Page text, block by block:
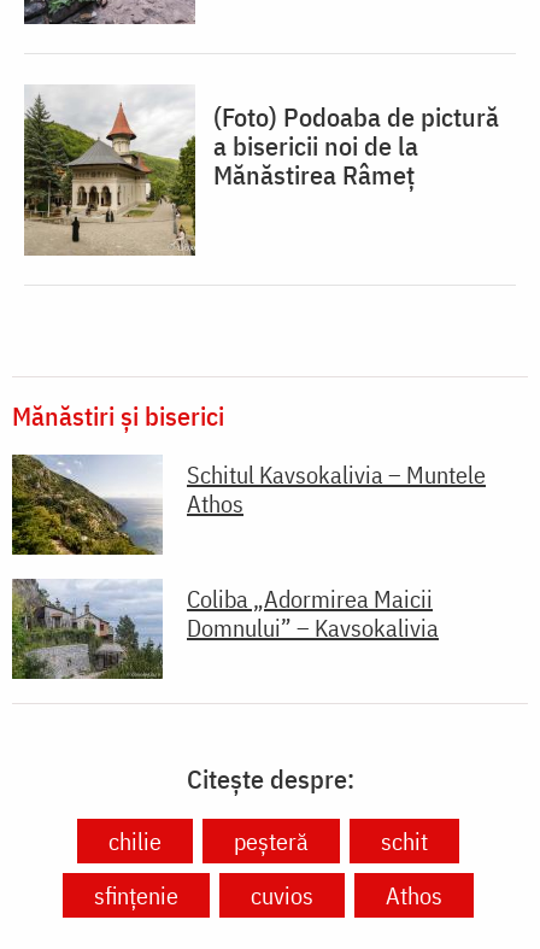
(Foto) Podoaba de pictură
a bisericii noi de la
Mănăstirea Râmeț
Mănăstiri și biserici
Schitul Kavsokalivia – Muntele
Athos
Coliba „Adormirea Maicii
Domnului” – Kavsokalivia
Citește despre:
chilie peșteră
schit
sfințenie
cuvios Athos